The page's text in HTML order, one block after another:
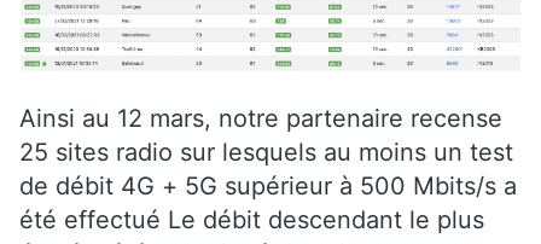
Ainsi au 12 mars, notre partenaire recense
25 sites radio sur lesquels au moins un test
de débit 4G + 5G supérieur à 500 Mbits/s a
été effectué Le débit descendant le plus